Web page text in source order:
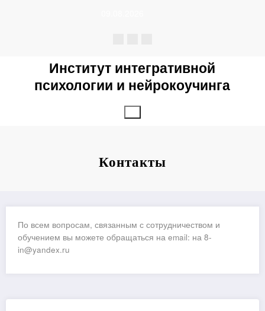
Институт интегративной
психологии и нейрокоучинга
Контакты
По всем вопросам, связанным с сотрудничеством и
обучением вы можете обращаться на email: на 8-
in@yandex.ru